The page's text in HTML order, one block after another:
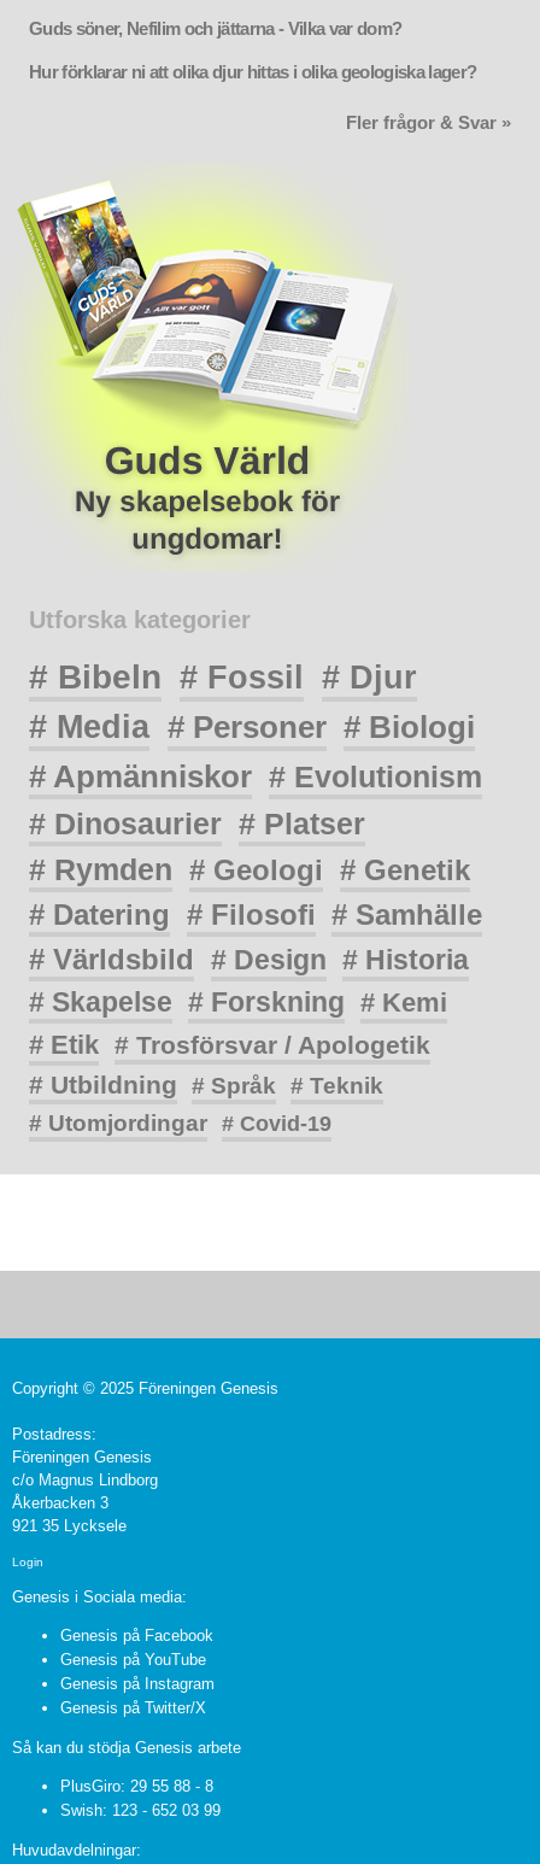
Guds söner, Nefilim och jättarna - Vilka var dom?
Hur förklarar ni att olika djur hittas i olika geologiska lager?
Fler frågor & Svar »
Utforska kategorier
# Bibeln # Fossil # Djur
# Media # Personer # Biologi
# Apmänniskor # Evolutionism
# Dinosaurier # Platser
# Rymden # Geologi # Genetik
# Datering # Filosofi # Samhälle
# Världsbild
# Design # Historia
# Skapelse # Forskning # Kemi
# Etik # Trosförsvar / Apologetik
# Utbildning
# Språk # Teknik
# Utomjordingar # Covid-19
Copyright © 2025 Föreningen Genesis
Postadress:
Föreningen Genesis
c/o Magnus Lindborg
Åkerbacken 3
921 35 Lycksele
Login
Genesis i Sociala media:
Genesis på Facebook
Genesis på YouTube
Genesis på Instagram
Genesis på Twitter/X
Så kan du stödja Genesis arbete
PlusGiro: 29 55 88 - 8
Swish: 123 - 652 03 99
Huvudavdelningar: